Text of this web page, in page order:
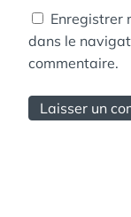
Enregistrer
dans le
commentaire.